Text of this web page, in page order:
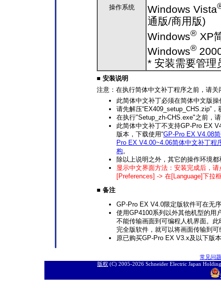
操作系统
Windows Vista
通版/商用版)
Windows® XP
Windows®
* 安装需要管理
■ 安装说明
注意：在执行简体中文补丁程序之前，请
此简体中文补丁必须在简体中文版
请先解压“EX409_setup_CHS.zip”
在执行"Setup_zh-CHS.exe"之前，
此简体中文补丁不支持GP-Pro EX
版本，下载使用“GP-Pro EX V4.08
Pro EX V4.00~4.06简体中文补丁程
构。
除以上说明之外，其它的操作环境
显示中文界面方法：安装完成后，
[Preferences] -> 在[Language]下拉
■ 备注
GP-Pro EX V4.0限定版软件可在无
使用GP4100系列以外其他机型的用
不能传输画面到可编程人机界面。
完全版软件，就可以将画面传输到
原已购买GP-Pro EX V3.x及以下版
常见问题
版权 (C) 2005-2026 Schneider Electric Japan